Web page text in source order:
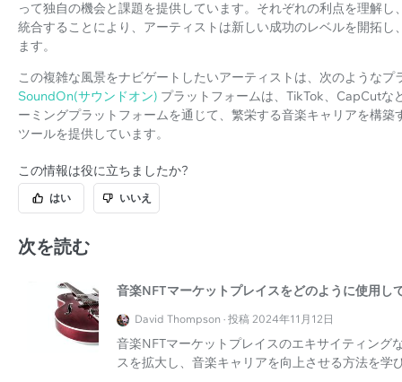
って独自の機会と課題を提供しています。それぞれの利点を理解
統合することにより、アーティストは新しい成功のレベルを開拓
ます。
この複雑な風景をナビゲートしたいアーティストは、次のような
SoundOn(サウンドオン) プラットフォームは、TikTok、CapCutな
ーミングプラットフォームを通じて、繁栄する音楽キャリアを構
ツールを提供しています。
この情報は役に立ちましたか?
はい いいえ
次を読む
音楽NFTマーケットプレイスをどのように使用し
David Thompson · 投稿 2024年11月12日
音楽NFTマーケットプレイスのエキサイティン
スを拡大し、音楽キャリアを向上させる方法を学